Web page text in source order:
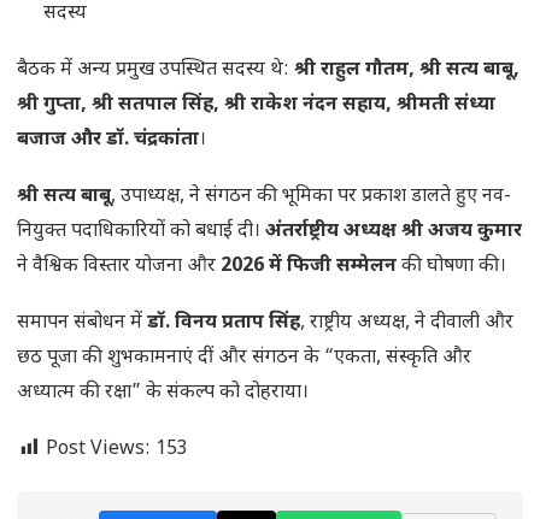
सदस्य
बैठक में अन्य प्रमुख उपस्थित सदस्य थे: श्री राहुल गौतम, श्री सत्य बाबू,
श्री गुप्ता, श्री सतपाल सिंह, श्री राकेश नंदन सहाय, श्रीमती संध्या
बजाज और डॉ. चंद्रकांता।
श्री सत्य बाबू, उपाध्यक्ष, ने संगठन की भूमिका पर प्रकाश डालते हुए नव-
नियुक्त पदाधिकारियों को बधाई दी। अंतर्राष्ट्रीय अध्यक्ष श्री अजय कुमार
ने वैश्विक विस्तार योजना और 2026 में फिजी सम्मेलनकी घोषणा की।
समापन संबोधन मेंडॉ. विनय प्रताप सिंह, राष्ट्रीय अध्यक्ष, ने दीवाली और
छठ पूजा की शुभकामनाएं दीं और संगठन के “एकता, संस्कृति और
अध्यात्म की रक्षा” के संकल्प को दोहराया।
Post Views: 153